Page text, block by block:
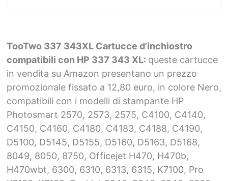
TooTwo 337 343XL Cartucce d’inchiostro
compatibili con HP 337 343 XL: queste cartucce
in vendita su Amazon presentano un prezzo
promozionale fissato a 12,80 euro, in colore Nero,
compatibili con i modelli di stampante HP
Photosmart 2570, 2573, 2575, C4100, C4140,
C4150, C4160, C4180, C4183, C4188, C4190,
D5100, D5145, D5155, D5160, D5163, D5168,
8049, 8050, 8750, Officejet H470, H470b,
H470wbt, 6300, 6310, 6313, 6315, K7100, Pro